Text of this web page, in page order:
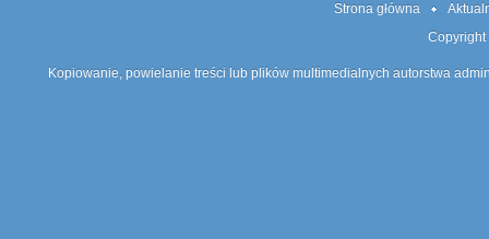
Strona główna
Kopiowanie, powielanie treści lub plików multimedialnych autorstwa